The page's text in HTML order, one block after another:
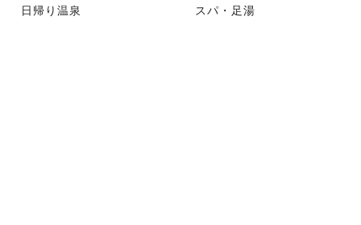
日帰り温泉 スパ・足湯